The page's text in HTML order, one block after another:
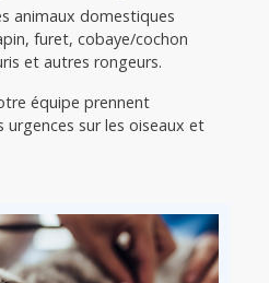
animaux domestiques
furet, cobaye/cochon
et autres rongeurs.
équipe prennent
urgences sur les oiseaux et